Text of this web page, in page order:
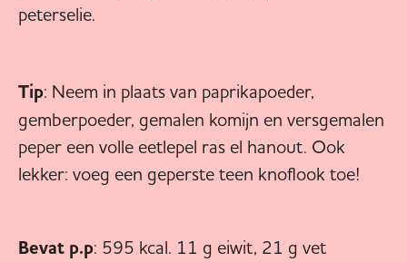
peterselie.
Tip: Neem in plaats van paprikapoeder,
gemberpoeder, gemalen komijn en versgemalen
peper een volle eetlepel ras el hanout. Ook
lekker: voeg een geperste teen knoflook toe!
Bevat p.p: 595 kcal. 11 g eiwit, 21 g vet